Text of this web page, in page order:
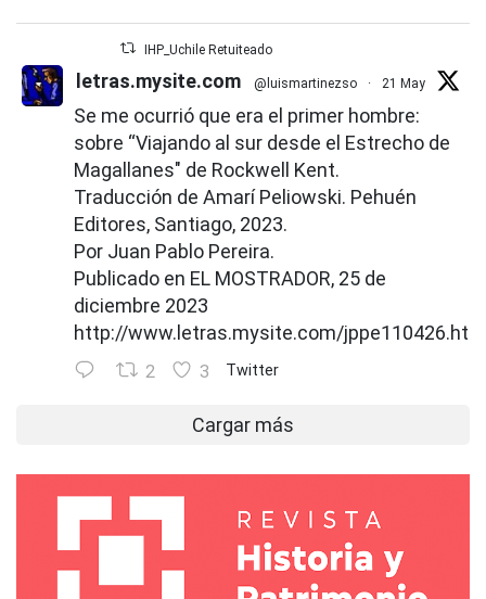
IHP_Uchile Retuiteado
letras.mysite.com @luismartinezso · 21 May
Se me ocurrió que era el primer hombre:
sobre “Viajando al sur desde el Estrecho de
Magallanes" de Rockwell Kent.
Traducción de Amarí Peliowski. Pehuén
Editores, Santiago, 2023.
Por Juan Pablo Pereira.
Publicado en EL MOSTRADOR, 25 de
diciembre 2023
http://www.letras.mysite.com/
2 3 Twitter
Cargar más